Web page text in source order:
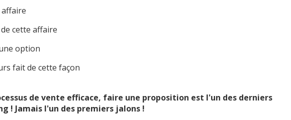
cette affaire
option
fait de cette façon
de vente efficace, faire une proposition est l'un des derniers
! Jamais l'un des premiers jalons !